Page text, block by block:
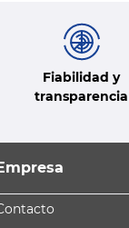
Fiabilidad y
transparencia